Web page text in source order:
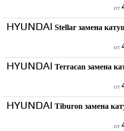
от
HYUNDAI Stellar замена
от
HYUNDAI Terracan замена
от
HYUNDAI Tiburon замена
от